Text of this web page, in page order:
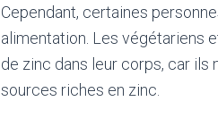
Cependant, certaines
alimentation. Les végétariens
de zinc dans leur corps, car ils
sources riches en zinc.